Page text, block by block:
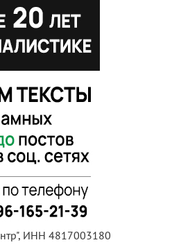
ИНН 4817003180